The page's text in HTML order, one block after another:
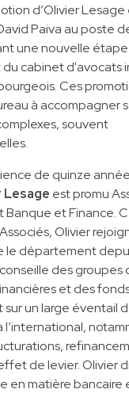
d’Olivier
Paiva au poste
une nouvelle
cabinet d'avocats
Ces
à accompagner
souvent
de quinze
Lesage est promu
et Finance.
Olivier
le département
des
et des
sur un large éventail
l’international,
de levier. Olivier
en matière bancaire